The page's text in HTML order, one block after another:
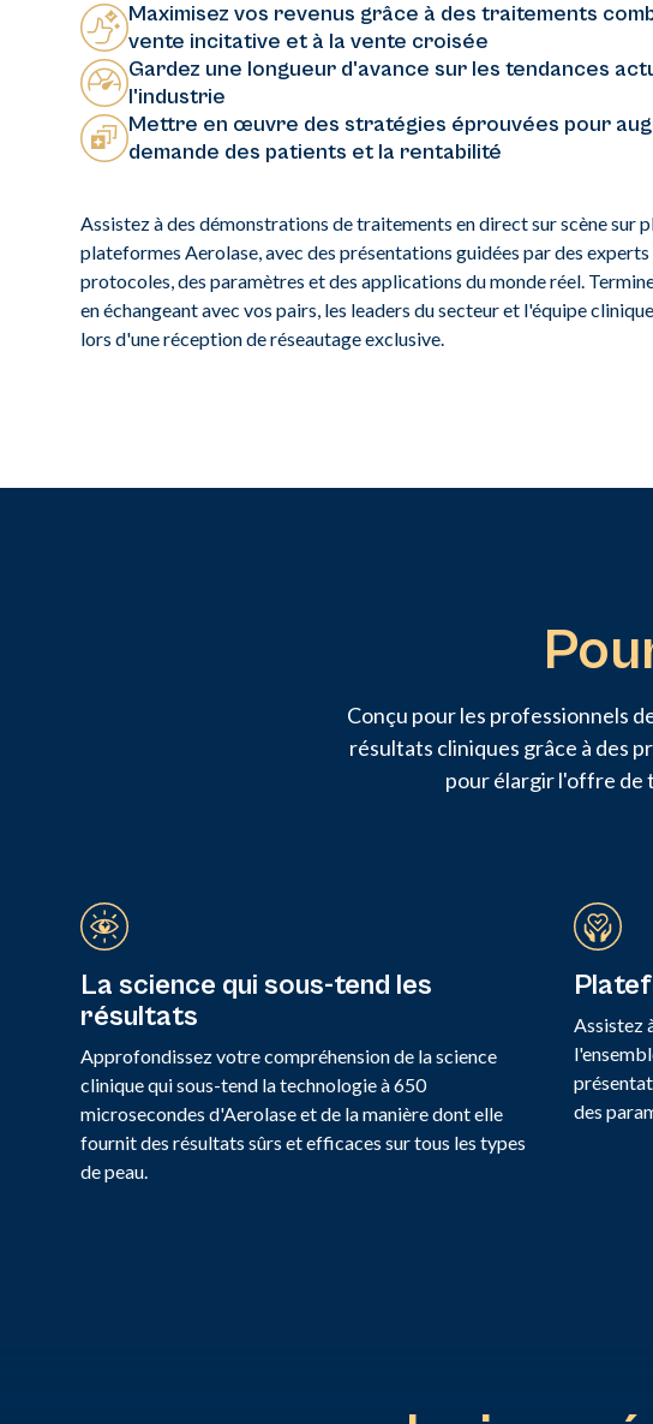
Maximisez vos revenus grâce à des traitements
vente incitative et à la vente croisée
Gardez une longueur d'avance sur les tendances
l'industrie
Mettre en œuvre des stratégies éprouvées pour
demande des patients et la rentabilité
Assistez à des démonstrations de traitements en direct sur scène sur
plateformes Aerolase, avec des présentations guidées par des experts
protocoles, des paramètres et des applications du monde réel.
en échangeant avec vos pairs, les leaders du secteur et l'équipe
lors d'une réception de réseautage exclusive.
Conçu pour les professionnels
résultats cliniques grâce à des
pour élargir l'offre de
La science qui sous-tend les
résultats
Approfondissez votre compréhension de la science
clinique qui sous-tend la technologie à 650
microsecondes d'Aerolase et de la manière dont elle
fournit des résultats sûrs et efficaces sur tous les types
de peau.
Assistez
des